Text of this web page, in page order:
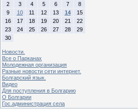
2
3 4 5 6 7
8
9
10 11 12 13 14
15
16
17 18 19 20 21
22
23
24 25 26 27 28
29
30
Новости.
Все о Парканах
Молодежная организация
Разные новости сети интернет.
Болгарский язык.
Видео
Для поступления в Болгарию
О Болгарии
Гос.администрация села